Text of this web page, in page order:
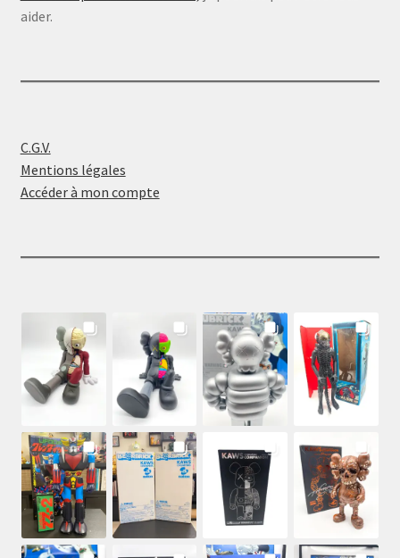
aider.
C.G.V.
Mentions légales
Accéder à mon compte